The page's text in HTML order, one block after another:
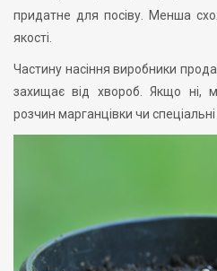
придатне для посіву. Менша
якості.
Частину насіння виробники
захищає від хвороб. Якщо ні,
розчин марганцівки чи